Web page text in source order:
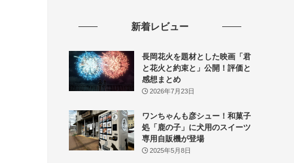
新着レビュー
長岡花火を題材とした映画「君
と花火と約束と」公開！評価と
感想まとめ
2026年7月23日
ワンちゃんも彦シュー！和菓子
処「鹿の子」に犬用のスイーツ
専用自販機が登場
2025年5月8日